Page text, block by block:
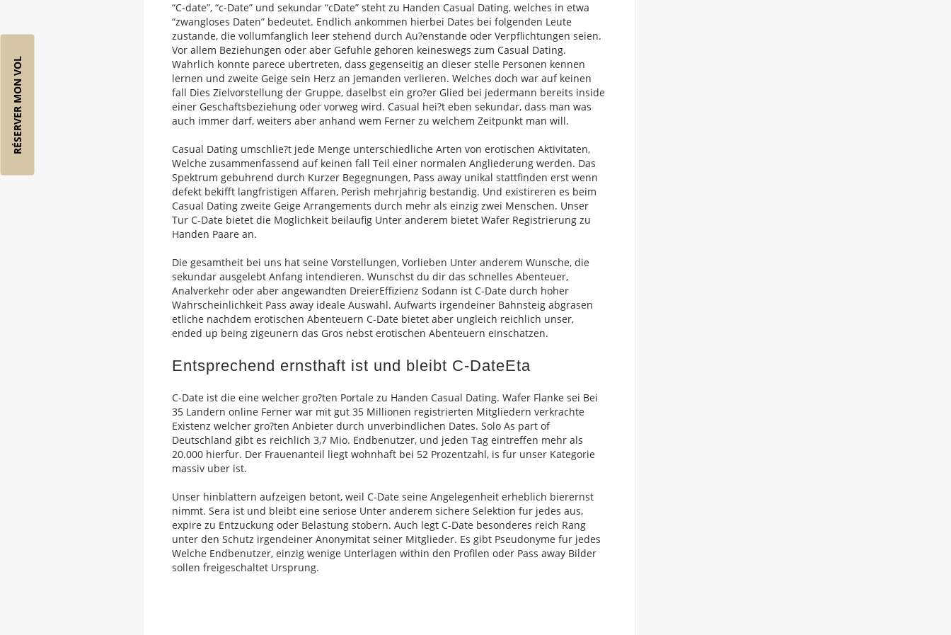
RÉSERVER MON VOL
“C-date”, “c-Date” und sekundar “cDate” steht zu Handen Casual Dating, welches in etwa
“zwangloses Daten” bedeutet. Endlich ankommen hierbei Dates bei folgenden Leute
zustande, die vollumfanglich leer stehend durch Au?enstande oder Verpflichtungen seien.
Vor allem Beziehungen oder aber Gefuhle gehoren keineswegs zum Casual Dating.
Wahrlich konnte parece ubertreten, dass gegenseitig an dieser stelle Personen kennen
lernen und zweite Geige sein Herz an jemanden verlieren. Welches doch war auf keinen
fall Dies Zielvorstellung der Gruppe, daselbst ein gro?er Glied bei jedermann bereits inside
einer Geschaftsbeziehung oder vorweg wird. Casual hei?t eben sekundar, dass man was
auch immer darf, weiters aber anhand wem Ferner zu welchem Zeitpunkt man will.
Casual Dating umschlie?t jede Menge unterschiedliche Arten von erotischen Aktivitaten,
Welche zusammenfassend auf keinen fall Teil einer normalen Angliederung werden. Das
Spektrum gebuhrend durch Kurzer Begegnungen, Pass away unikal stattfinden erst wenn
defekt bekifft langfristigen Affaren, Perish mehrjahrig bestandig. Und existireren es beim
Casual Dating zweite Geige Arrangements durch mehr als einzig zwei Menschen. Unser
Tur C-Date bietet die Moglichkeit beilaufig Unter anderem bietet Wafer Registrierung zu
Handen Paare an.
Die gesamtheit bei uns hat seine Vorstellungen, Vorlieben Unter anderem Wunsche, die
sekundar ausgelebt Anfang intendieren. Wunschst du dir das schnelles Abenteuer,
Analverkehr oder aber angewandten DreierEffizienz Sodann ist C-Date durch hoher
Wahrscheinlichkeit Pass away ideale Auswahl. Aufwarts irgendeiner Bahnsteig abgrasen
etliche nachdem erotischen Abenteuern C-Date bietet aber ungleich reichlich unser,
ended up being zigeunern das Gros nebst erotischen Abenteuern einschatzen.
Entsprechend ernsthaft ist und bleibt C-DateEta
C-Date ist die eine welcher gro?ten Portale zu Handen Casual Dating. Wafer Flanke sei Bei
35 Landern online Ferner war mit gut 35 Millionen registrierten Mitgliedern verkrachte
Existenz welcher gro?ten Anbieter durch unverbindlichen Dates. Solo As part of
Deutschland gibt es reichlich 3,7 Mio. Endbenutzer, und jeden Tag eintreffen mehr als
20.000 hierfur. Der Frauenanteil liegt wohnhaft bei 52 Prozentzahl, is fur unser Kategorie
massiv uber ist.
Unser hinblattern aufzeigen betont, weil C-Date seine Angelegenheit erheblich bierernst
nimmt. Sera ist und bleibt eine seriose Unter anderem sichere Selektion fur jedes aus,
expire zu Entzuckung oder Belastung stobern. Auch legt C-Date besonderes reich Rang
unter den Schutz irgendeiner Anonymitat seiner Mitglieder. Es gibt Pseudonyme fur jedes
Welche Endbenutzer, einzig wenige Unterlagen within den Profilen oder Pass away Bilder
sollen freigeschaltet Ursprung.